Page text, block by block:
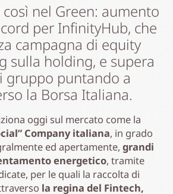
nel Green: aumento
per InfinityHub, che
campagna di equity
sulla holding, e supera
gruppo puntando a
la Borsa Italiana.
oggi sul mercato come la
Company italiana, in grado
ed apertamente, grandi
energetico, tramite
per le quali la raccolta di
la regina del Fintech,